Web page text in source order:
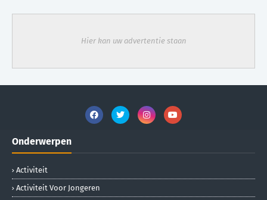
Hier kan uw advertentie staan
Onderwerpen
Activiteit
Activiteit Voor Jongeren